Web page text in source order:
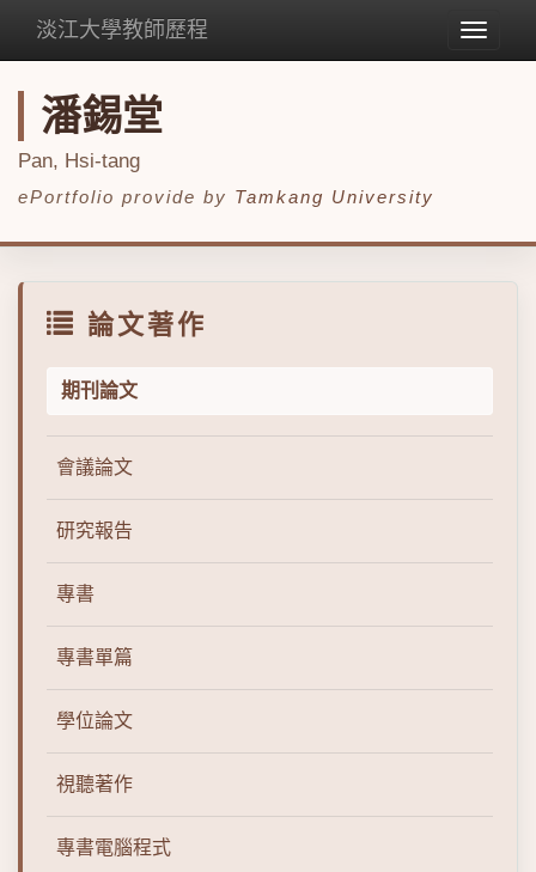
Toggle
淡江大學教師歷程
潘錫堂
Pan, Hsi-tang
ePortfolio provide by Tamkang University
論文著作
期刊論文
會議論文
研究報告
專書
專書單篇
學位論文
視聽著作
專書電腦程式